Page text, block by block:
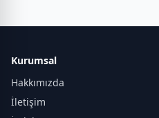
Kurumsal
Hakkımızda
İletişim